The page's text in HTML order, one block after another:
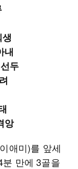
내
두
앙
애미)를 앞세
분 만에 3골을